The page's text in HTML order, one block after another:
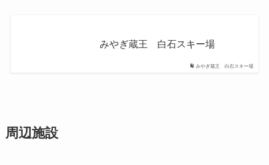
みやぎ蔵王 白石スキー場
みやぎ蔵王 白石スキー場
周辺施設